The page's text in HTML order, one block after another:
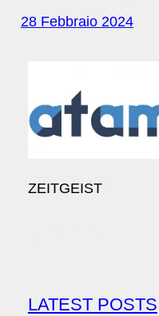
28 Febbraio 2024
ZEITGEIST
LATEST POSTS